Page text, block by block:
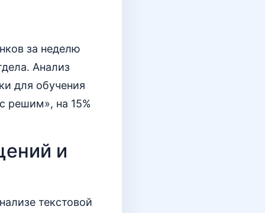
за неделю
Анализ
для обучения
решим», на 15%
и
текстовой